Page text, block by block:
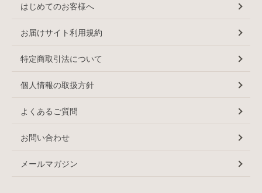
はじめてのお客様へ
お届けサイト利用規約
特定商取引法について
個人情報の取扱方針
よくあるご質問
お問い合わせ
メールマガジン